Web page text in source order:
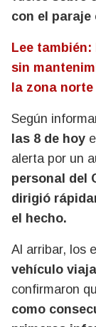
con el paraje
Lee
sin
la zona
Según
las 8 de hoy
alerta por un
personal del
dirigió
el hecho.
Al arribar, los
vehículo
confirmaron
como